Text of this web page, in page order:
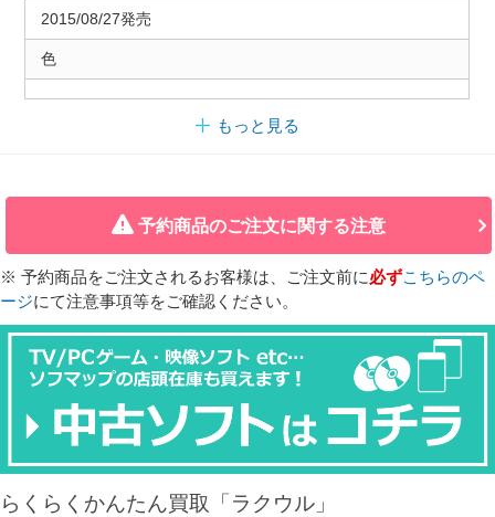
2015/08/27発売
色
もっと見る
予約商品のご注文に関する注意
※ 予約商品をご注文されるお客様は、ご注文前に必ずこちらのペ
ージにて注意事項等をご確認ください。
らくらくかんたん買取「ラクウル」